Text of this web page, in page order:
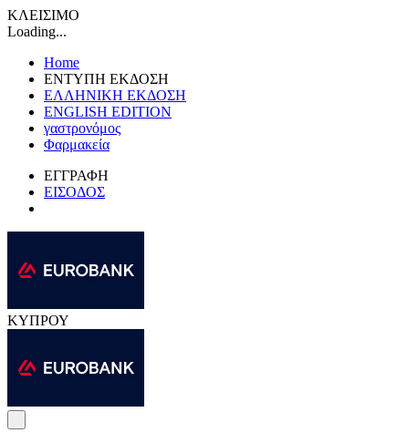
ΚΛΕΙΣΙΜΟ
Loading...
Home
ΕΝΤΥΠΗ ΕΚΔΟΣΗ
ΕΛΛΗΝΙΚΗ ΕΚΔΟΣΗ
ENGLISH EDITION
γαστρονόμος
Φαρμακεία
ΕΓΓΡΑΦΗ
ΕΙΣΟΔΟΣ
ΚΥΠΡΟΥ